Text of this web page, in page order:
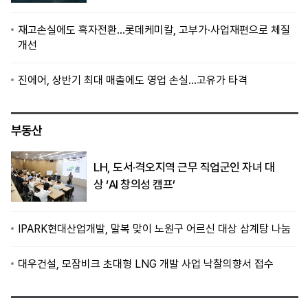
재고손실에도 흑자전환…롯데케미칼, 고부가·사업재편으로 체질
개선
진에어, 상반기 최대 매출에도 영업 손실…고유가 타격
부동산
LH, 도서·격오지역 근무 직업군인 자녀 대
상 ‘AI 창의성 캠프’
IPARK현대산업개발, 말복 맞이 노원구 어르신 대상 삼계탕 나눔
대우건설, 모잠비크 초대형 LNG 개발 사업 낙찰의향서 접수